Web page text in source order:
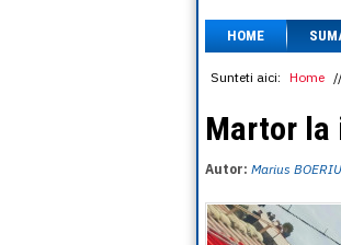
HOME
Sunteti aici: Home //
Martor la
Autor: Marius BOERIU